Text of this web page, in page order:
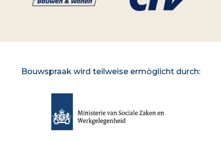
Bouwspraak wird teilweise ermöglicht durch: